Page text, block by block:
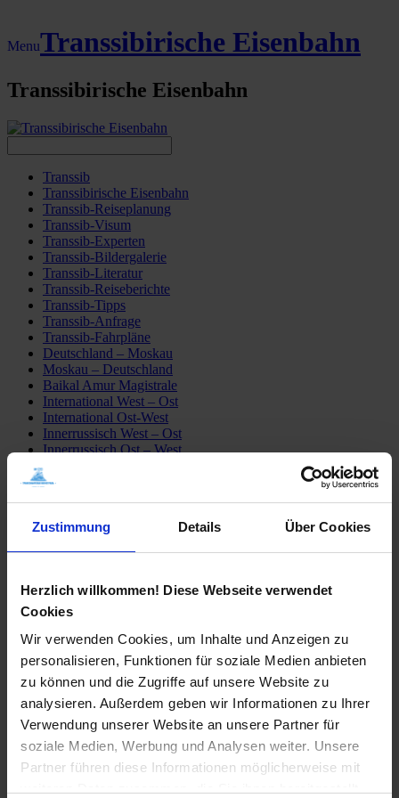
Zustimmung Details Über Cookies
Herzlich willkommen! Diese Webseite verwendet
Cookies
Wir verwenden Cookies, um Inhalte und Anzeigen zu
personalisieren, Funktionen für soziale Medien anbieten
zu können und die Zugriffe auf unsere Website zu
analysieren. Außerdem geben wir Informationen zu Ihrer
Verwendung unserer Website an unsere Partner für
soziale Medien, Werbung und Analysen weiter. Unsere
Partner führen diese Informationen möglicherweise mit
MenuTranssibirische Eisenbahn
Transsibirische Eisenbahn
Transsib
Transsibirische Eisenbahn
Transsib-Reiseplanung
Transsib-Visum
Transsib-Experten
Transsib-Bildergalerie
Transsib-Literatur
Transsib-Reiseberichte
Transsib-Tipps
Transsib-Anfrage
Transsib-Fahrpläne
Deutschland – Moskau
Moskau – Deutschland
Baikal Amur Magistrale
International West – Ost
International Ost-West
Innerrussisch West – Ost
Innerrussisch Ost – West
Detailfahrpläne
Hotel
Sibirien erleben
Fähre Wladiwostok – Japan
Alle Routen
Moskau – Peking
Peking – Moskau
St. Petersburg – Irkutsk
Moskau – Ulaan Baatar
Moskau – Wladiwostok
Transsib-Gruppenreisen
Im Linienzug
Im Sonderzug Zarengold